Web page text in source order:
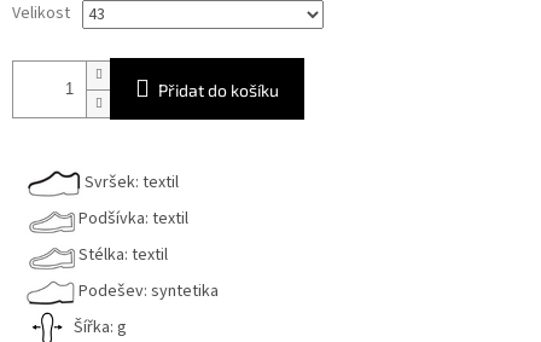
Velikost
Přidat do košíku
Svršek: textil
Podšívka: textil
Stélka: textil
Podešev: syntetika
Šířka: g